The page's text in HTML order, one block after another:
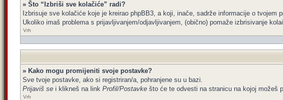
» Što “Izbriši sve kolačiće” radi?
Izbrisuje sve kolačiće koje je kreirao phpBB3, a koji, inače, sadrže informacije o tvojem
Ukoliko imaš problema s prijavljivanjem/odjavljivanjem, (obično) pomaže izbrisivanje
Vrh
» Kako mogu promijeniti svoje postavke?
Sve tvoje postavke, ako si registriran/a, pohranjene su u bazi.
Prijaviš se i klikneš na link Profil/Postavke što će te odvesti na stranicu na kojoj možeš
Vrh